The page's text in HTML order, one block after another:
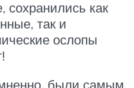
сохранились как
так и
ослопы
были самым